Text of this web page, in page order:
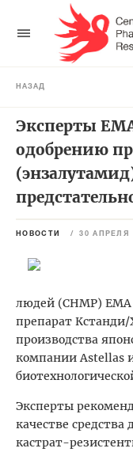
НАЗАД
Эксперты
одобрению
НОВОСТИ / 30 АПРЕЛЯ
людей (СНМР) ЕМА
препарат
производства
компании Astellas
Эксперты
качестве средства
кастрат-